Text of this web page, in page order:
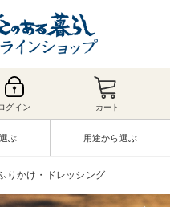
ログイン カート
ぶ 用途から選ぶ
りかけ・ドレッシング